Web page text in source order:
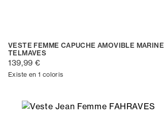
VESTE FEMME CAPUCHE AMOVIBLE MARINE
TELMAVES
139,99 €
Existe en 1 coloris